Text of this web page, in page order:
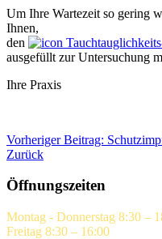
Um Ihre Wartezeit so gering
Ihnen,
den
ausgefüllt zur Untersuchung
Ihre Praxis
Vorheriger Beitrag:
Zurück
Öffnungszeiten
Montag - Donnerstag 8:30 –
Freitag 8:30 – 16:00